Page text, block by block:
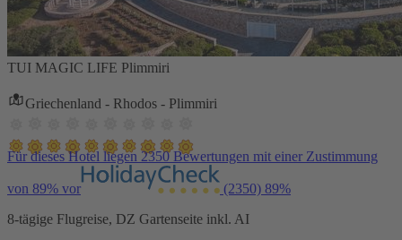
TUI MAGIC LIFE Plimmiri
Griechenland - Rhodos - Plimmiri
Für dieses Hotel liegen 2350 Bewertungen mit einer Zustimmung
von 89% vor (2350) 89%
8-tägige Flugreise, DZ Gartenseite inkl. AI